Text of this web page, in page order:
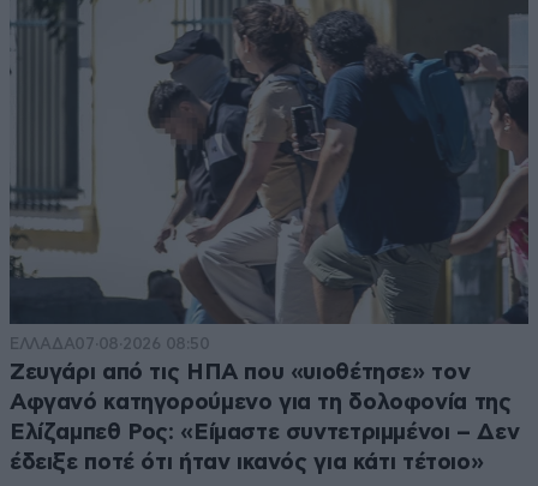
ΕΛΛΑΔΑ07·08·2026 08:50
Ζευγάρι από τις ΗΠΑ που «υιοθέτησε» τον
Αφγανό κατηγορούμενο για τη δολοφονία της
Ελίζαμπεθ Ρος: «Είμαστε συντετριμμένοι – Δεν
έδειξε ποτέ ότι ήταν ικανός για κάτι τέτοιο»